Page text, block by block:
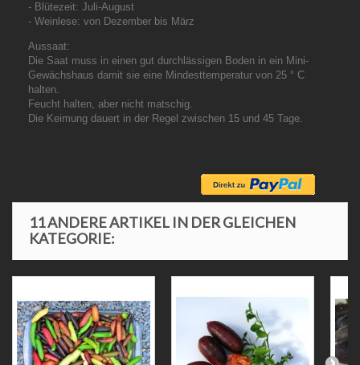
- Blütezeit: Juli-August
- Weinlese: von Dezember bis März
Aussaat:
Die Saat muss in einen gut durchlässigen Boden in ein Mini-
Gewächshaus damit sie eine Mindesttemperatur von 25 ° C
halten.
Feucht halten, aber nicht matschig.
Die Keimung dauert in der Regel zwischen 15 und 45 Tage.
11 ANDERE ARTIKEL IN DER GLEICHEN
KATEGORIE: